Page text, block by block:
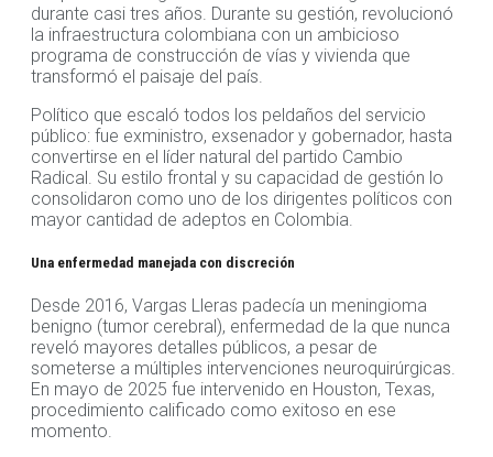
durante casi tres años. Durante su gestión, revolucionó
la infraestructura colombiana con un ambicioso
programa de construcción de vías y vivienda que
transformó el paisaje del país.
Político que escaló todos los peldaños del servicio
público: fue exministro, exsenador y gobernador, hasta
convertirse en el líder natural del partido Cambio
Radical. Su estilo frontal y su capacidad de gestión lo
consolidaron como uno de los dirigentes políticos con
mayor cantidad de adeptos en Colombia.
Una enfermedad manejada con discreción
Desde 2016, Vargas Lleras padecía un meningioma
benigno (tumor cerebral), enfermedad de la que nunca
reveló mayores detalles públicos, a pesar de
someterse a múltiples intervenciones neuroquirúrgicas.
En mayo de 2025 fue intervenido en Houston, Texas,
procedimiento calificado como exitoso en ese
momento.